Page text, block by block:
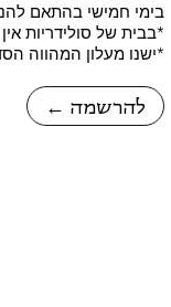
← להרשמה
בימי חמישי בהתאם
*בבית של סולידריות
*ישנו מעלון המהווה